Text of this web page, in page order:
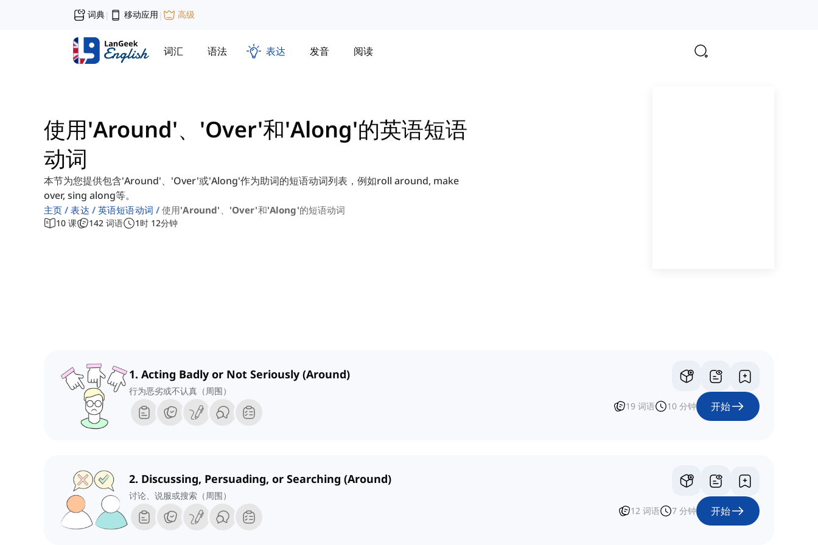
词典| 移动应用 | 高级
词汇 语法 表达 发音 阅读
使用'Around'、'Over'和'Along'的英语短语
动词
本节为您提供包含'Around'、'Over'或'Along'作为助词的短语动词列表，例如roll around, make
over, sing along等。
主页 表达 英语短语动词 使用'around'、'over'和'along'的短语动词
10 课 142 词语 1时 12分钟
1. Acting Badly or Not Seriously (Around)
行为恶劣或不认真（周围）
19 词语 10 分钟 开始
2. Discussing, Persuading, or Searching (Around)
讨论、说服或搜索（周围）
12 词语 7 分钟 开始